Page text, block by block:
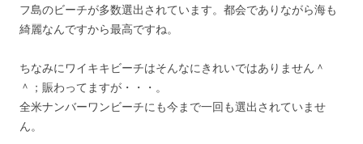
フ島のビーチが多数選出されています。都会でありながら海も
綺麗なんですから最高ですね。
ちなみにワイキキビーチはそんなにきれいではありません＾
＾；賑わってますが・・・。
全米ナンバーワンビーチにも今まで一回も選出されていませ
ん。